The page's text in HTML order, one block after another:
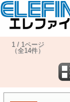
1 / 1ページ
（全14件）